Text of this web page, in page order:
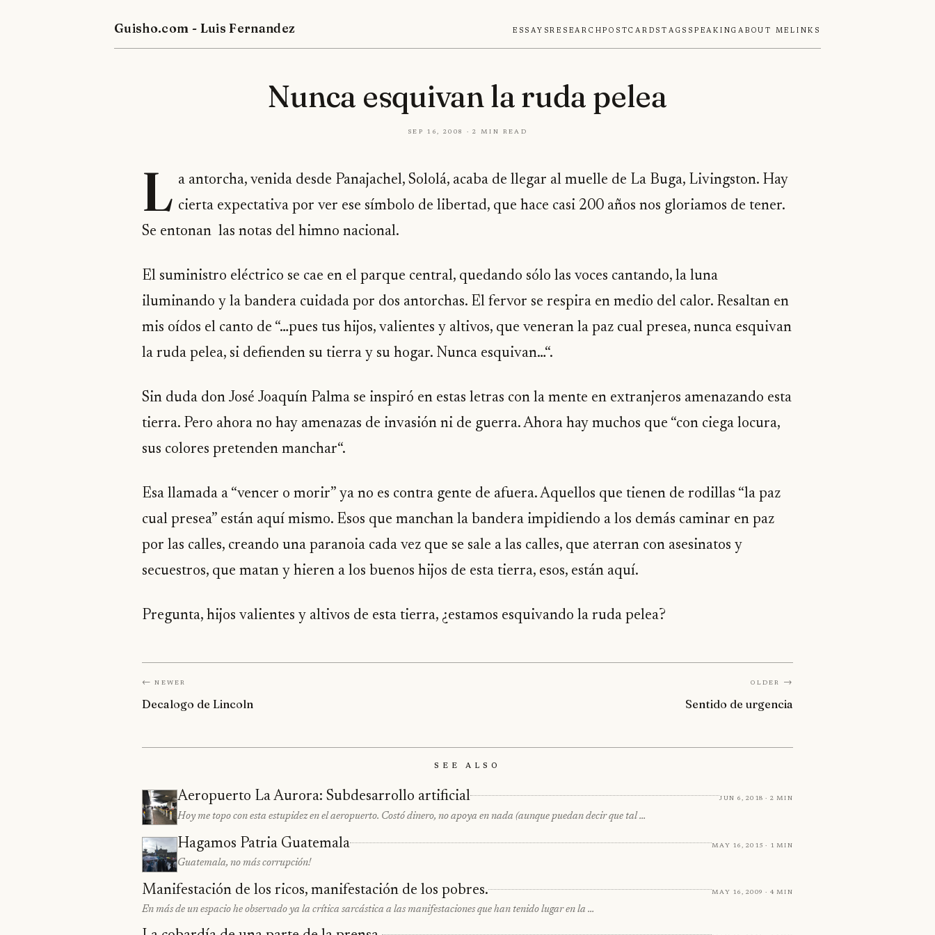
Guisho.com - Luis Fernandez EssaysResearchPostcardsTags SpeakingAbout MeLinks
Nunca esquivan la ruda pelea
Sep 16, 2008 · 2 min read
L a antorcha, venida desde Panajachel, Sololá, acaba de llegar al muelle de La Buga, Livingston. Hay
cierta expectativa por ver ese símbolo de libertad, que hace casi 200 años nos gloriamos de tener.
Se entonan las notas del himno nacional.
El suministro eléctrico se cae en el parque central, quedando sólo las voces cantando, la luna
iluminando y la bandera cuidada por dos antorchas. El fervor se respira en medio del calor. Resaltan en
mis oídos el canto de “…pues tus hijos, valientes y altivos, que veneran la paz cual presea, nunca esquivan
la ruda pelea, si defienden su tierra y su hogar. Nunca esquivan…“.
Sin duda don José Joaquín Palma se inspiró en estas letras con la mente en extranjeros amenazando esta
tierra. Pero ahora no hay amenazas de invasión ni de guerra. Ahora hay muchos que “con ciega locura,
sus colores pretenden manchar“.
Esa llamada a “vencer o morir” ya no es contra gente de afuera. Aquellos que tienen de rodillas “la paz
cual presea” están aquí mismo. Esos que manchan la bandera impidiendo a los demás caminar en paz
por las calles, creando una paranoia cada vez que se sale a las calles, que aterran con asesinatos y
secuestros, que matan y hieren a los buenos hijos de esta tierra, esos, están aquí.
Pregunta, hijos valientes y altivos de esta tierra, ¿estamos esquivando la ruda pelea?
← Newer
Decalogo de Lincoln
Older →
Sentido de urgencia
See Also
Aeropuerto La Aurora: Subdesarrollo artificial Jun 6, 2018 · 2 min
Hoy me topo con esta estupidez en el aeropuerto. Costó dinero, no apoya en nada (aunque puedan decir que tal …
Hagamos Patria Guatemala May 16, 2015 · 1 min
Guatemala, no más corrupción!
Manifestación de los ricos, manifestación de los pobres. May 16, 2009 · 4 min
En más de un espacio he observado ya la crítica sarcástica a las manifestaciones que han tenido lugar en la …